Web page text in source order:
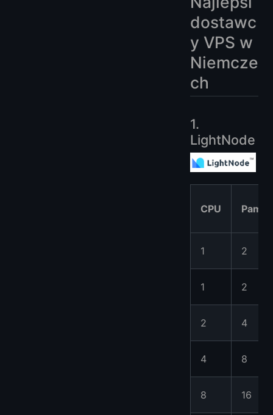
dostawc
y VPS w
Niemcze
ch
1.
LightNode
CPU
1 2
1 2
2 4
4 8
8 16